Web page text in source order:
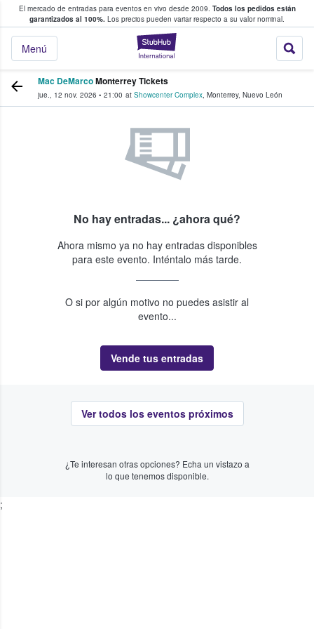
El mercado de entradas para eventos en vivo desde 2009. Todos los pedidos están
garantizados al 100%. Los precios pueden variar respecto a su valor nominal.
StubHub:
Menú
y venta de entradas entre fans
Mac DeMarcoMonterrey Tickets
jue., 12 nov. 2026 • 21:00 at Showcenter Complex, Monterrey, Nuevo León
No hay entradas... ¿ahora qué?
Ahora mismo ya no hay entradas disponibles
para este evento. Inténtalo más tarde.
O si por algún motivo no puedes asistir al
evento...
Vende tus entradas
Ver todos los eventos próximos
¿Te interesan otras opciones? Echa un vistazo a
lo que tenemos disponible.
;